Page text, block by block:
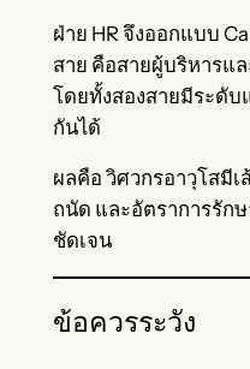
ฝ่าย HR จึงออกแบบ
สาย คือสายผู้บริหารแ
โดยทั้งสองสายมีระดั
กันได้
ผลคือ วิศวกรอาวุโสมี
ถนัด และอัตราการรัก
ชัดเจน
ข้อควรระวัง